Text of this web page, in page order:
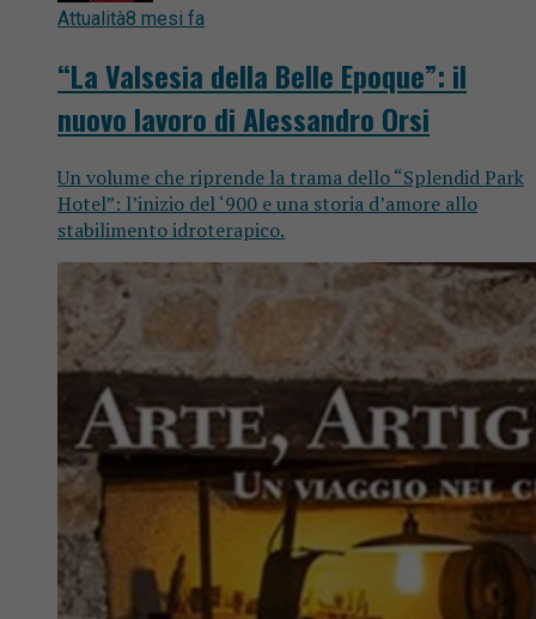
Attualità8 mesi fa
“La Valsesia della Belle Epoque”: il
nuovo lavoro di Alessandro Orsi
Un volume che riprende la trama dello “Splendid Park
Hotel”: l’inizio del ‘900 e una storia d’amore allo
stabilimento idroterapico.